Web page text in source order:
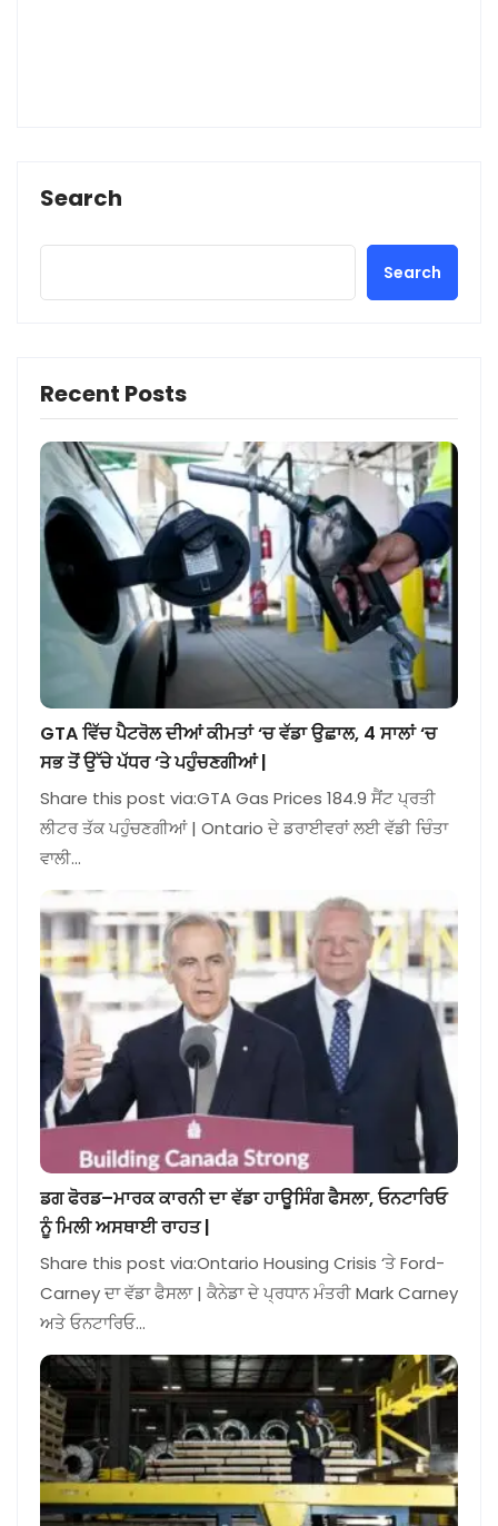
Search
Search
Recent Posts
GTA ਵਿੱਚ ਪੈਟਰੋਲ ਦੀਆਂ ਕੀਮਤਾਂ ‘ਚ ਵੱਡਾ ਉਛਾਲ, 4 ਸਾਲਾਂ ‘ਚ
ਸਭ ਤੋਂ ਉੱਚੇ ਪੱਧਰ ‘ਤੇ ਪਹੁੰਚਣਗੀਆਂ |
Share this post via:GTA Gas Prices 184.9 ਸੈਂਟ ਪ੍ਰਤੀ
ਲੀਟਰ ਤੱਕ ਪਹੁੰਚਣਗੀਆਂ | Ontario ਦੇ ਡਰਾਈਵਰਾਂ ਲਈ ਵੱਡੀ ਚਿੰਤਾ
ਵਾਲੀ…
ਡਗ ਫੋਰਡ–ਮਾਰਕ ਕਾਰਨੀ ਦਾ ਵੱਡਾ ਹਾਊਸਿੰਗ ਫੈਸਲਾ, ਓਨਟਾਰਿਓ
ਨੂੰ ਮਿਲੀ ਅਸਥਾਈ ਰਾਹਤ |
Share this post via:Ontario Housing Crisis ‘ਤੇ Ford-
Carney ਦਾ ਵੱਡਾ ਫੈਸਲਾ | ਕੈਨੇਡਾ ਦੇ ਪ੍ਰਧਾਨ ਮੰਤਰੀ Mark Carney
ਅਤੇ ਓਨਟਾਰਿਓ…